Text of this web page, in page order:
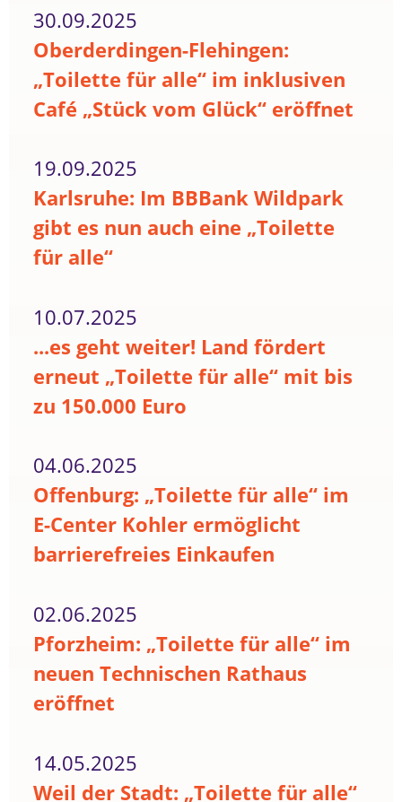
30.09.2025
Oberderdingen-Flehingen:
„Toilette für alle“ im inklusiven
Café „Stück vom Glück“ eröffnet
19.09.2025
Karlsruhe: Im BBBank Wildpark
gibt es nun auch eine „Toilette
für alle“
10.07.2025
...es geht weiter! Land fördert
erneut „Toilette für alle“ mit bis
zu 150.000 Euro
04.06.2025
Offenburg: „Toilette für alle“ im
E-Center Kohler ermöglicht
barrierefreies Einkaufen
02.06.2025
Pforzheim: „Toilette für alle“ im
neuen Technischen Rathaus
eröffnet
14.05.2025
Weil der Stadt: „Toilette für alle“